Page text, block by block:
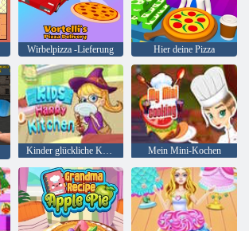
Wirbelpizza -Lieferung Hier deine Pizza
Kinder glückliche Küche Mein Mini-Kochen